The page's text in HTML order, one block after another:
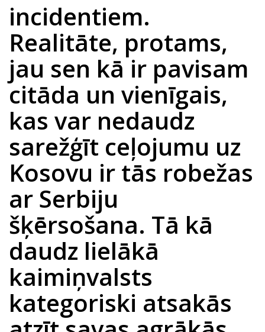
incidentiem.
Realitāte, protams,
jau sen kā ir pavisam
citāda un vienīgais,
kas var nedaudz
sarežģīt ceļojumu uz
Kosovu ir tās robežas
ar Serbiju
šķērsošana. Tā kā
daudz lielākā
kaimiņvalsts
kategoriski atsakās